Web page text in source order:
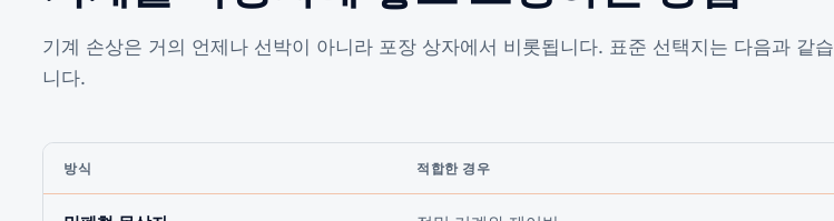
기계 손상은 거의 언제나 선박이 아니라 포장 상자에서 비롯됩니다. 표준 선택지는 다음과 같습
니다.
방식 적합한 경우